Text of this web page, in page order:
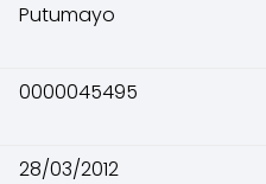
Putumayo
0000045495
28/03/2012